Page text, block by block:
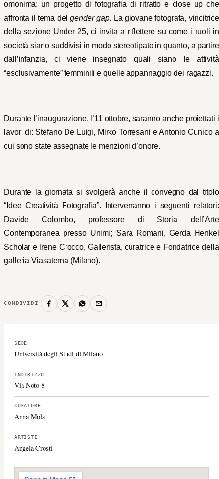
omonima: un progetto di fotografia di ritratto e close up che
affronta il tema delgender gap. La giovane fotografa, vincitrice
della sezione Under 25, ci invita a riflettere su come i ruoli in
società siano suddivisi in modo stereotipato in quanto, a partire
dall’infanzia, ci viene insegnato quali siano le attività
“esclusivamente” femminili e quelle appannaggio dei ragazzi.
Durante l’inaugurazione, l’11 ottobre, saranno anche proiettati i
lavori di: Stefano De Luigi, Mirko Torresani e Antonio Cunico a
cui sono state assegnate le menzioni d’onore.
Durante la giornata si svolgerà anche il convegno dal titolo
“Idee Creatività Fotografia”. Interverranno i seguenti relatori:
Davide Colombo, professore di Storia dell’Arte
Contemporanea presso Unimi; Sara Romani, Gerda Henkel
Scholar e Irene Crocco, Gallerista, curatrice e Fondatrice della
galleria Viasaterna (Milano).
CONDIVIDI
SEDE
Università degli Studi di Milano
INDIRIZZO
Via Noto 8
CURATORE
Anna Mola
ARTISTI
Angela Crosti